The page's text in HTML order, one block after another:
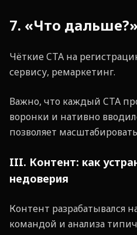
7. «Что дальше?»
Чёткие CTA на
сервису, ремаркетинг.
Важно, что каждый CTA
воронки и нативно
позволяет
III. Контент: как
недоверия
Контент разрабатывался
командой и анализа